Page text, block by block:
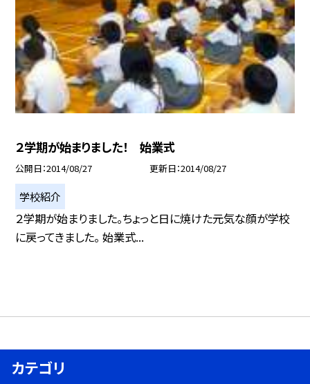
２学期が始まりました！ 始業式
公開日 2014/08/27 更新日 2014/08/27
学校紹介
２学期が始まりました。ちょっと日に焼けた元気な顔が学校
に戻ってきました。 始業式...
カテゴリ